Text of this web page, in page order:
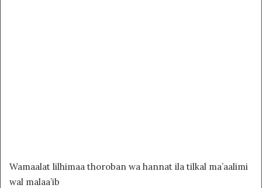
Wamaalat lilhimaa thoroban wa hannat ila tilkal ma’aalimi
wal malaa’ib